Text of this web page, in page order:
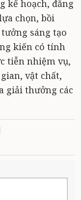
kế hoạch, đăng
chọn, bồi
sáng tạo
kiến có tính
tiễn nhiệm vụ,
vật chất,
giải thưởng các